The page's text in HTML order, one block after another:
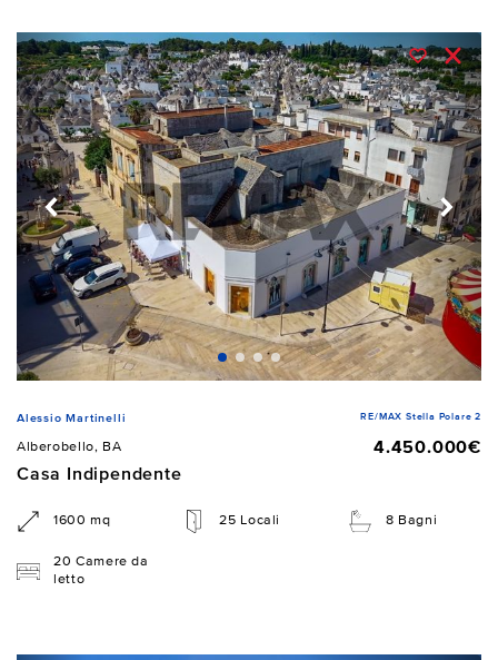
Alessio Martinelli RE/MAX Stella Polare 2
Alberobello, BA
4.450.000€
Casa Indipendente
1600 mq 25 Locali 8 Bagni
20 Camere da
letto